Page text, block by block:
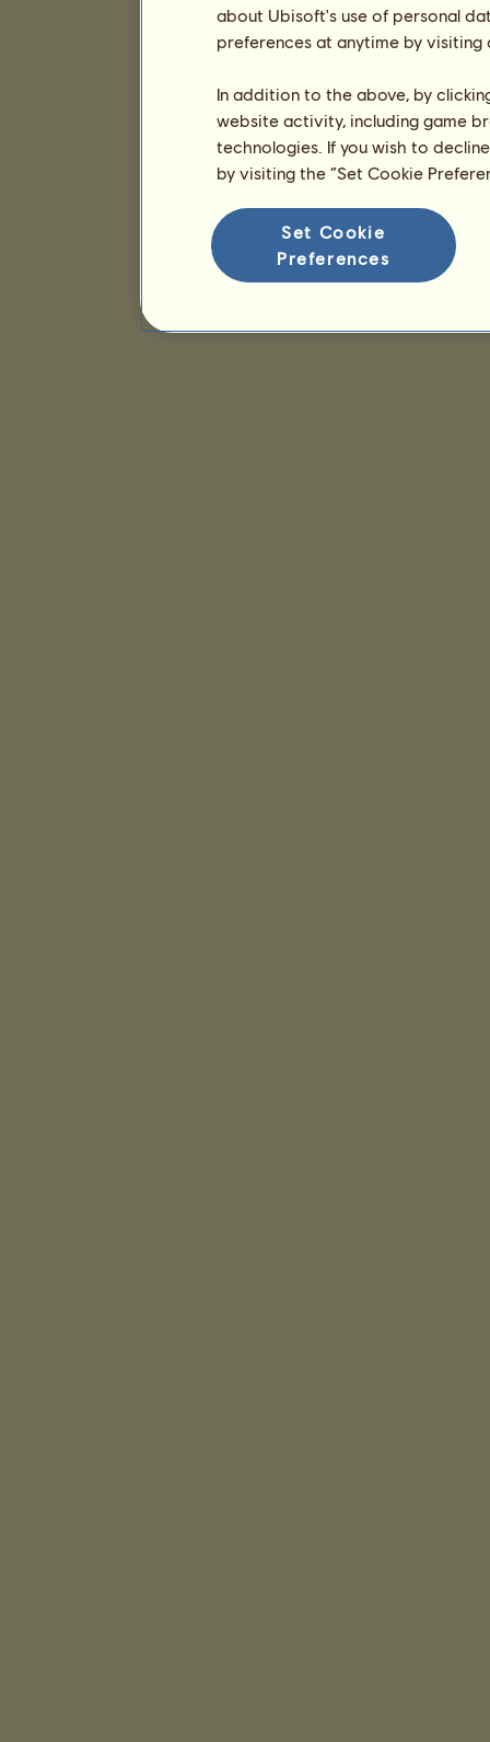
about Ubisoft's use of personal
preferences at anytime by
In addition to the above, by
website activity, including game
technologies. If you wish to
by visiting the “Set Cookie
Set Cookie
Preferences